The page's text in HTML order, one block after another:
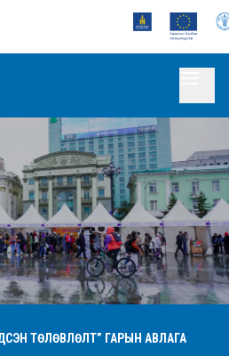
ТӨЛӨВЛӨЛТ” ГАРЫН АВЛАГА